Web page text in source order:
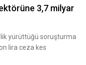
3,7 milyar
yürüttüğü soruşturma
lira ceza kes